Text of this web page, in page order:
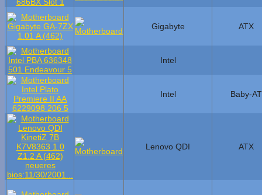
Gigabyte ATX
Intel
Intel Baby-AT
Lenovo QDI ATX